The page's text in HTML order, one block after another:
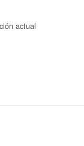
actual